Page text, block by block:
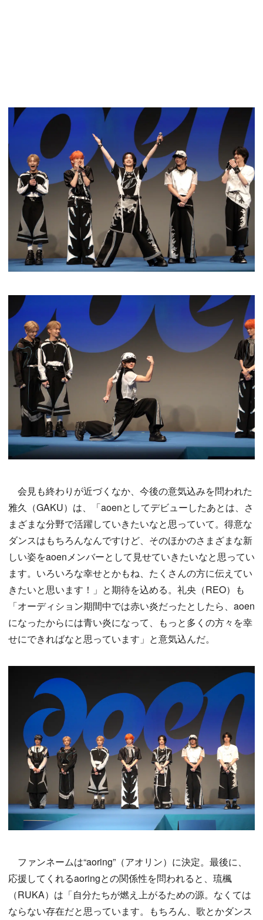
会見も終わりが近づくなか、今後の意気込みを問われた
雅久（GAKU）は、「aoenとしてデビューしたあとは、さ
まざまな分野で活躍していきたいなと思っていて。得意な
ダンスはもちろんなんですけど、そのほかのさまざまな新
しい姿をaoenメンバーとして見せていきたいなと思ってい
ます。いろいろな幸せとかもね、たくさんの方に伝えてい
きたいと思います！」と期待を込める。礼央（REO）も
「オーディション期間中では赤い炎だったとしたら、aoen
になったからには青い炎になって、もっと多くの方々を幸
せにできればなと思っています」と意気込んだ。
ファンネームは“aoring”（アオリン）に決定。最後に、
応援してくれるaoringとの関係性を問われると、琉楓
（RUKA）は「自分たちが燃え上がるための源。なくては
ならない存在だと思っています。もちろん、歌とかダンス